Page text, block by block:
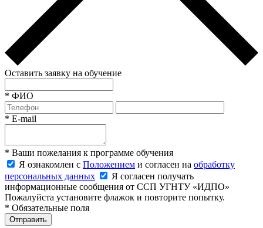
Оставить заявку на обучение
* ФИО
* E-mail
* Ваши пожелания к программе обучения
Я ознакомлен с Положением и согласен на обработку
персональных данных
Я согласен получать
информационные сообщения от ССП УГНТУ «ИДПО»
Пожалуйста установите флажок и повторите попытку.
* Обязательные поля
Отправить